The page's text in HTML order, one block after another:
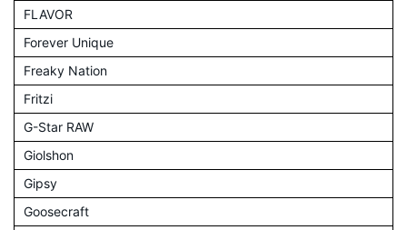
FLAVOR
Forever Unique
Freaky Nation
Fritzi
G-Star RAW
Giolshon
Gipsy
Goosecraft